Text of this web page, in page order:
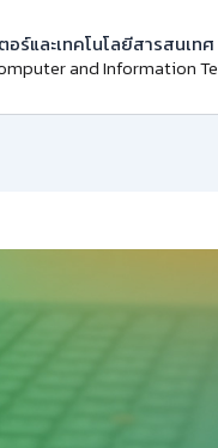
ร์และเทคโนโลยีสารสนเท
and Information